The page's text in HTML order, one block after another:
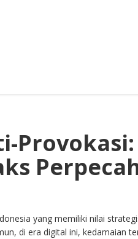
yang memiliki nilai
di era digital ini, kedamaian